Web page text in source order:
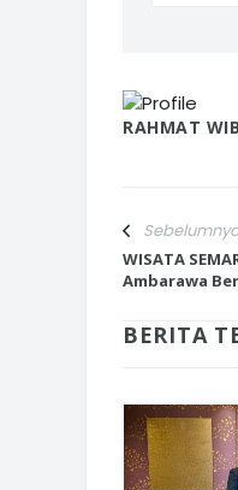
RAHMAT
WISATA
Ambarawa
BERITA